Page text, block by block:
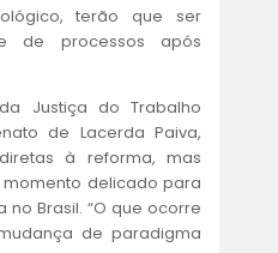
terão que ser
de processos após
Justiça do Trabalho
de Lacerda Paiva,
à reforma, mas
delicado para
Brasil. “O que ocorre
de paradigma